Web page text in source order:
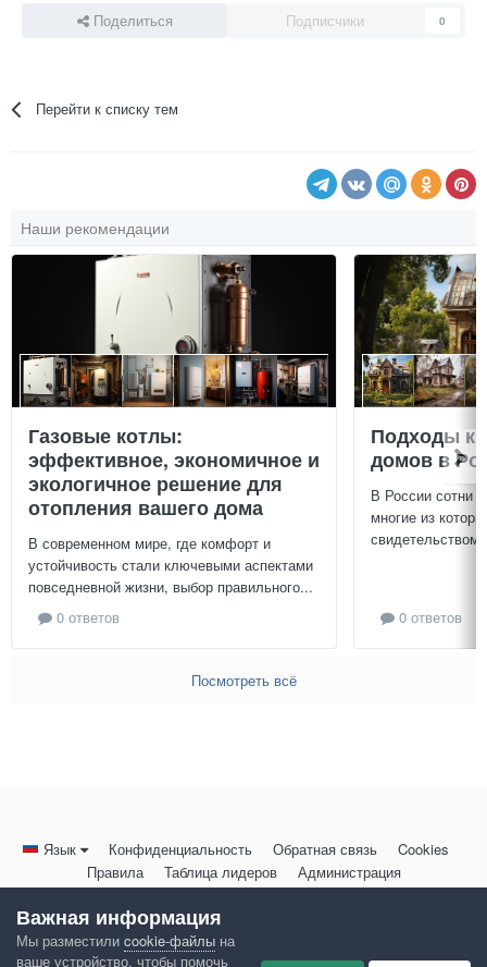
Поделиться Подписчики 0
Перейти к списку тем
Наши рекомендации
Газовые котлы:
эффективное, экономичное и
экологичное решение для
отопления вашего дома
В современном мире, где комфорт и
устойчивость стали ключевыми аспектами
повседневной жизни, выбор правильного...
0 ответов
Подходы к
домов в
В России сотни
многие из
свидетельством
0 ответов
Посмотреть всё
Язык Конфиденциальность Обратная связь
Cookies
Правила
Таблица лидеров Администрация
Powered by Invision Community
Важная информация
Мы разместили cookie-файлы на
ваше устройство, чтобы помочь